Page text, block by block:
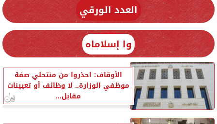
العدد الورقي
وا إسلاماه
الأوقاف: احذروا من منتحلي صفة
موظفي الوزارة.. لا وظائف أو تعيينات
مقابل...